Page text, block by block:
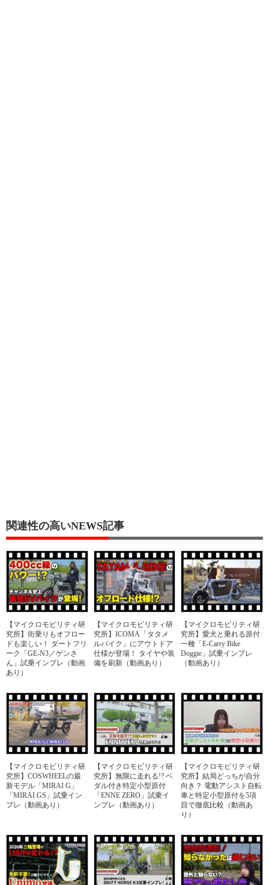
関連性の高いNEWS記事
【マイクロモビリティ研
究所】街乗りもオフロー
ドも楽しい！ ダートフリ
ーク「GE-N3／ゲンさ
ん」試乗インプレ（動画
あり）
【マイクロモビリティ研
究所】ICOMA「タタメ
ルバイク」にアウトドア
仕様が登場！ タイヤや装
備を刷新（動画あり）
【マイクロモビリティ研
究所】愛犬と乗れる原付
一種「E-Carry Bike
Doggie」試乗インプレ
（動画あり）
【マイクロモビリティ研
究所】COSWHEELの最
新モデル「MIRAI G」
「MIRAI GS」試乗イン
プレ（動画あり）
【マイクロモビリティ研
究所】無限に走れる!? ペ
ダル付き特定小型原付
「ENNE ZERO」試乗イ
ンプレ（動画あり）
【マイクロモビリティ研
究所】結局どっちが自分
向き？ 電動アシスト自転
車と特定小型原付を5項
目で徹底比較（動画あ
り）